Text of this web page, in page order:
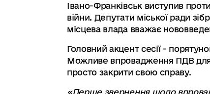
Івано-Франківськ виступив
війни. Депутати міської ради
місцева влада вважає
Головний акцент сесії -
Можливе впровадження ПДВ для
просто закрити свою справу.
«Перше звернення щодо